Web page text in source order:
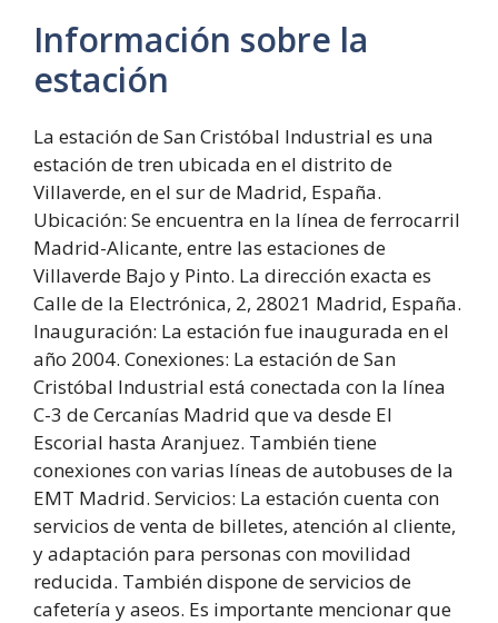
Información sobre la
estación
La estación de San Cristóbal Industrial es una
estación de tren ubicada en el distrito de
Villaverde, en el sur de Madrid, España.
Ubicación: Se encuentra en la línea de ferrocarril
Madrid-Alicante, entre las estaciones de
Villaverde Bajo y Pinto. La dirección exacta es
Calle de la Electrónica, 2, 28021 Madrid, España.
Inauguración: La estación fue inaugurada en el
año 2004. Conexiones: La estación de San
Cristóbal Industrial está conectada con la línea
C-3 de Cercanías Madrid que va desde El
Escorial hasta Aranjuez. También tiene
conexiones con varias líneas de autobuses de la
EMT Madrid. Servicios: La estación cuenta con
servicios de venta de billetes, atención al cliente,
y adaptación para personas con movilidad
reducida. También dispone de servicios de
cafetería y aseos. Es importante mencionar que